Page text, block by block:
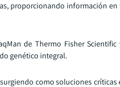
proporcionando información
de Thermo Fisher Scientific
genético integral.
como soluciones